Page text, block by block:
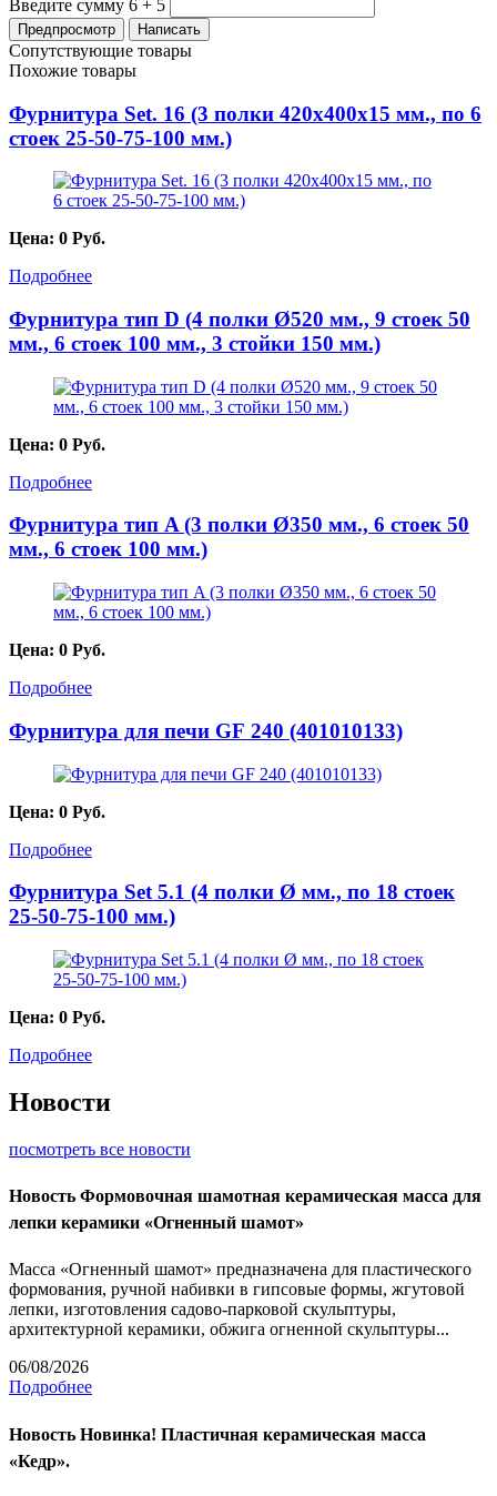
Введите сумму 6 + 5
Сопутствующие товары
Похожие товары
Фурнитура Set. 16 (3 полки 420x400x15 мм., по 6
стоек 25-50-75-100 мм.)
Цена: 0 Руб.
Подробнее
Фурнитура тип D (4 полки Ø520 мм., 9 стоек 50
мм., 6 стоек 100 мм., 3 стойки 150 мм.)
Цена: 0 Руб.
Подробнее
Фурнитура тип A (3 полки Ø350 мм., 6 стоек 50
мм., 6 стоек 100 мм.)
Цена: 0 Руб.
Подробнее
Фурнитура для печи GF 240 (401010133)
Цена: 0 Руб.
Подробнее
Фурнитура Set 5.1 (4 полки Ø мм., по 18 стоек
25-50-75-100 мм.)
Цена: 0 Руб.
Подробнее
Новости
посмотреть все новости
Новость Формовочная шамотная керамическая масса для
лепки керамики «Огненный шамот»
Масса «Огненный шамот» предназначена для пластического
формования, ручной набивки в гипсовые формы, жгутовой
лепки, изготовления садово-парковой скульптуры,
архитектурной керамики, обжига огненной скульптуры...
06/08/2026
Подробнее
Новость Новинка! Пластичная керамическая масса
«Кедр».